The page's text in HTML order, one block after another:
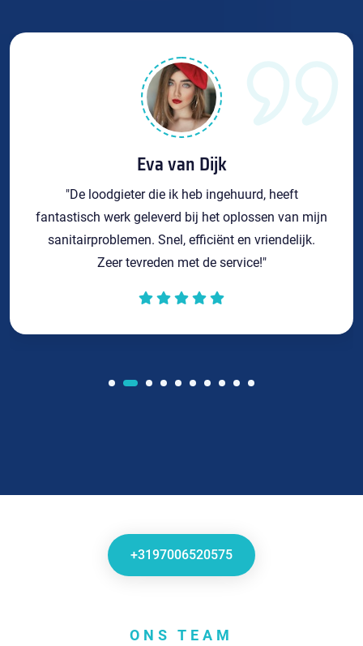
Eva van Dijk
"De loodgieter die ik heb ingehuurd, heeft
fantastisch werk geleverd bij het oplossen van mijn
sanitairproblemen. Snel, efficiënt en vriendelijk.
Zeer tevreden met de service!"
+3197006520575
ONS TEAM